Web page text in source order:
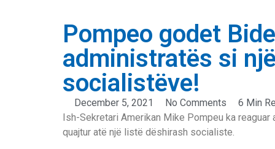
Pompeo godet
administratës si
socialistëve!
December 5, 2021 No Comments
6 Min
Ish-Sekretari Amerikan Mike Pompeu ka
quajtur atë një listë dëshirash socialiste.